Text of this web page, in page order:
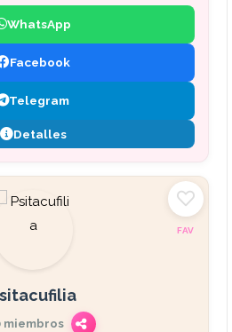
WhatsApp
Facebook
Telegram
Detalles
FAV
miembros